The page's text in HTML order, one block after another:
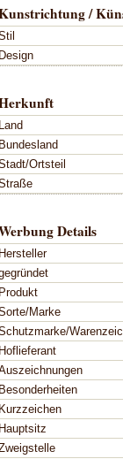
/
Design
Land
Bundesland
Ortsteil
Details
Hersteller
Produkt
Marke
Hoflieferant
Besonderheiten
Kurzzeichen
Hauptsitz